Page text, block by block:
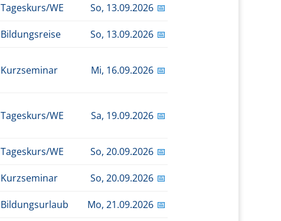
Tageskurs/WE So, 13.09.2026 📅
Bildungsreise So, 13.09.2026 📅
Kurzseminar Mi, 16.09.2026 📅
Tageskurs/WE Sa, 19.09.2026 📅
Tageskurs/WE So, 20.09.2026 📅
Kurzseminar So, 20.09.2026 📅
Bildungsurlaub Mo, 21.09.2026 📅